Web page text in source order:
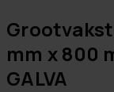
mm x 800
GALVA